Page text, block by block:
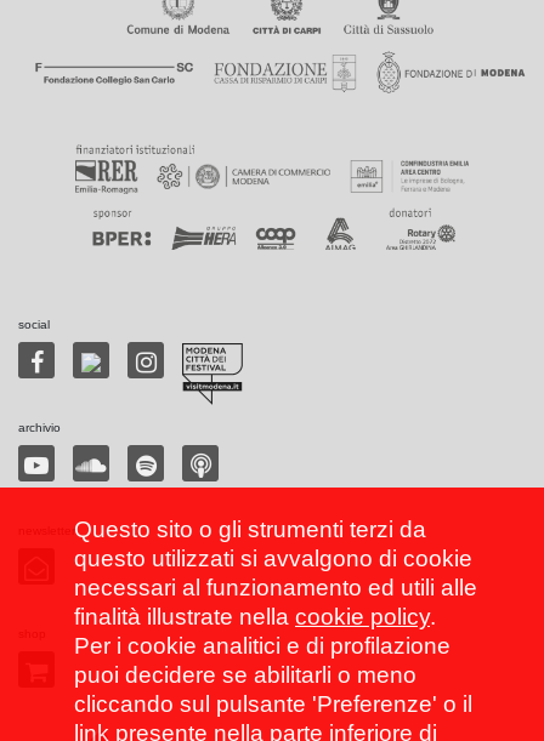
social
archivio
Questo sito o gli strumenti terzi da
questo utilizzati si avvalgono di cookie
necessari al funzionamento ed utili alle
finalità illustrate nella cookie policy.
Per i cookie analitici e di profilazione
puoi decidere se abilitarli o meno
cliccando sul pulsante 'Preferenze' o il
link presente nella parte inferiore di